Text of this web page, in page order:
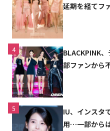
延期を経てフ
4
BLACKPINK
部ファンから
5
IU、インスタ
用…一部から